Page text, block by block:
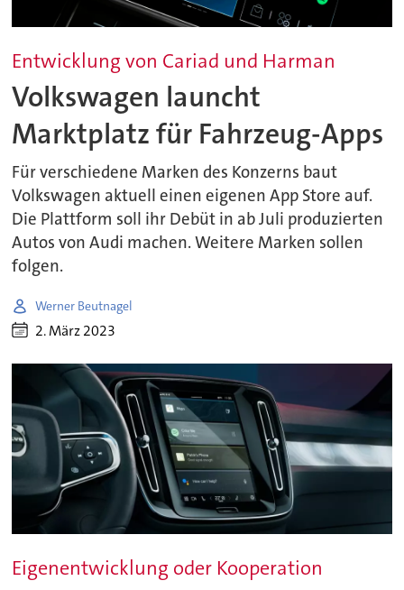
Entwicklung von Cariad und Harman
Volkswagen launcht
Marktplatz für Fahrzeug-Apps
Für verschiedene Marken des Konzerns baut
Volkswagen aktuell einen eigenen App Store auf.
Die Plattform soll ihr Debüt in ab Juli produzierten
Autos von Audi machen. Weitere Marken sollen
folgen.
Werner Beutnagel
2. März 2023
Eigenentwicklung oder Kooperation